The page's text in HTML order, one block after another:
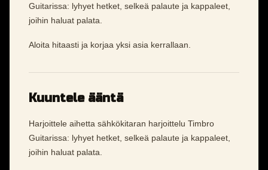
Guitarissa: lyhyet hetket, selkeä palaute ja kappaleet,
joihin haluat palata.
Aloita hitaasti ja korjaa yksi asia kerrallaan.
Kuuntele ääntä
Harjoittele aihetta sähkökitaran harjoittelu Timbro
Guitarissa: lyhyet hetket, selkeä palaute ja kappaleet,
joihin haluat palata.